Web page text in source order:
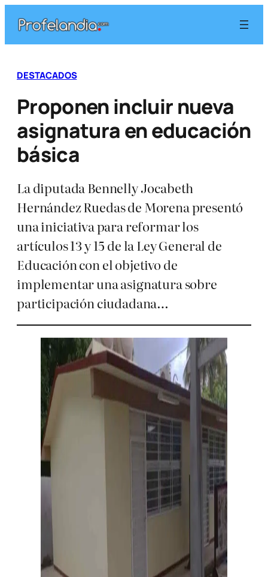
contenido
DESTACADOS
Proponen incluir nueva
asignatura en educación
básica
La diputada Bennelly Jocabeth
Hernández Ruedas de Morena presentó
una iniciativa para reformar los
artículos 13 y 15 de la Ley General de
Educación con el objetivo de
implementar una asignatura sobre
participación ciudadana…